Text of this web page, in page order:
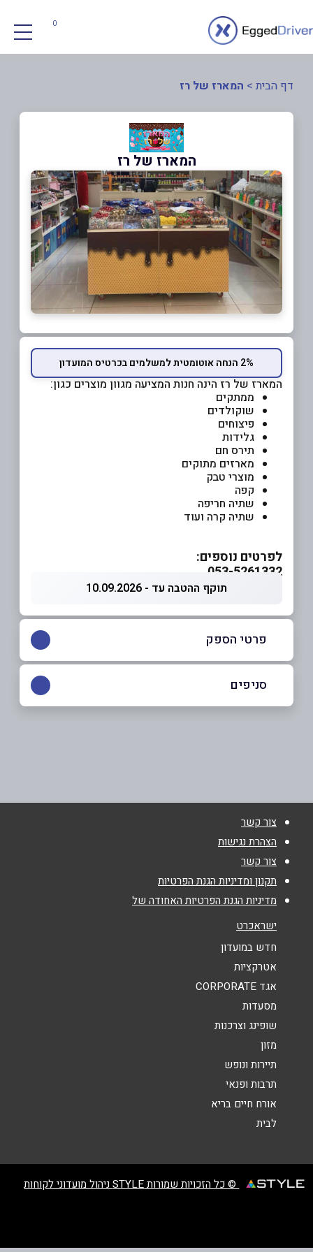
0
דף הבית > המארז של רז
המארז של רז
2% הנחה אוטומטית למשלמים בכרטיס המועדון
המארז של רז הינה חנות המציעה מגוון מוצרים כגון:
ממתקים
שוקולדים
פיצוחים
גלידות
תירס חם
מארזים מתוקים
מוצרי טבק
קפה
שתיה חריפה
שתיה קרה ועוד
לפרטים נוספים:
053-5261332
תוקף ההטבה עד - 10.09.2026
פרטי הספק
נושא*
אנא חזרו אלי בקשר ל...
סניפים
צור קשר
הצהרת נגישות
צור קשר
תקנון ומדיניות הגנת הפרטיות
מדיניות הגנת הפרטיות האחודה של
ישראכרט
חדש במועדון
אטרקציות
אגד CORPORATE
מסעדות
שופינג וצרכנות
מזון
תיירות ונופש
תרבות ופנאי
אורח חיים בריא
לבית
© כל הזכויות שמורות STYLE ניהול מועדוני לקוחות